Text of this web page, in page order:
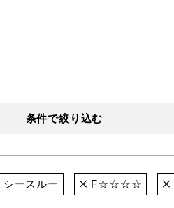
条件で絞り込む
シースルー F☆☆☆☆